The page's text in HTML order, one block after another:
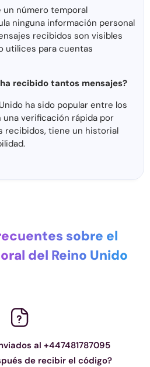
un número temporal
ninguna información personal
recibidos son visibles
utilices para cuentas
recibido tantos mensajes?
ha sido popular entre los
verificación rápida por
recibidos, tiene un historial
sobre el
del Reino Unido
al +447481787095
de recibir el código?